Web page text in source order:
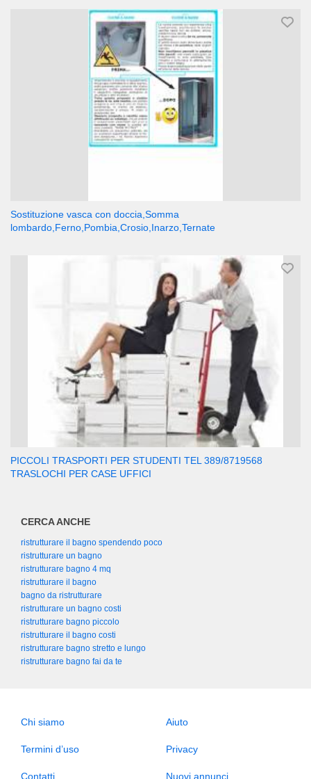
Sostituzione vasca con doccia,Somma
lombardo,Ferno,Pombia,Crosio,Inarzo,Ternate
PICCOLI TRASPORTI PER STUDENTI TEL 389/8719568
TRASLOCHI PER CASE UFFICI
CERCA ANCHE
ristrutturare il bagno spendendo poco
ristrutturare un bagno
ristrutturare bagno 4 mq
ristrutturare il bagno
bagno da ristrutturare
ristrutturare un bagno costi
ristrutturare bagno piccolo
ristrutturare il bagno costi
ristrutturare bagno stretto e lungo
ristrutturare bagno fai da te
Chi siamo Aiuto
Termini d’uso Privacy
Contatti Nuovi annunci